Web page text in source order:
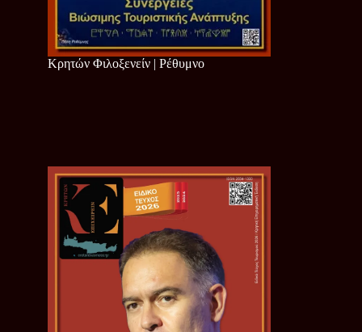
Κρητών Φιλοξενείν | Ρέθυμνο